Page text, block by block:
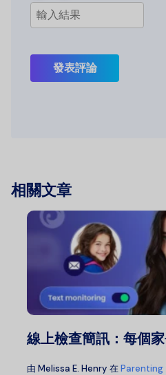
發表評論
相關文章
線上檢查簡訊：每個
由 Melissa E. Henry 在Parenting